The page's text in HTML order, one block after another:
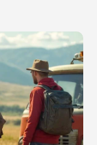
персональных